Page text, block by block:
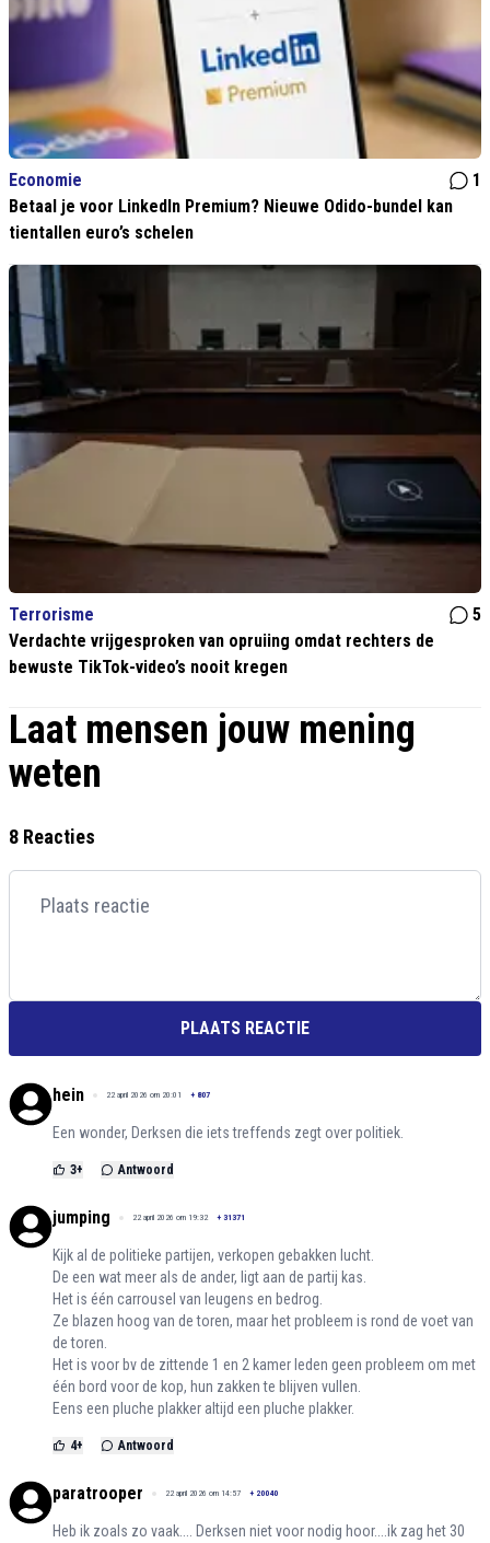
Economie
1
Betaal je voor LinkedIn Premium? Nieuwe Odido-bundel kan
tientallen euro’s schelen
Terrorisme
5
Verdachte vrijgesproken van opruiing omdat rechters de
bewuste TikTok-video’s nooit kregen
Laat mensen jouw mening
weten
8 Reacties
PLAATS REACTIE
hein 22 april 2026 om 20:01 + 807
Een wonder, Derksen die iets treffends zegt over politiek.
3+ Antwoord
jumping 22 april 2026 om 19:32 + 31371
Kijk al de politieke partijen, verkopen gebakken lucht.
De een wat meer als de ander, ligt aan de partij kas.
Het is één carrousel van leugens en bedrog.
Ze blazen hoog van de toren, maar het probleem is rond de voet van
de toren.
Het is voor bv de zittende 1 en 2 kamer leden geen probleem om met
één bord voor de kop, hun zakken te blijven vullen.
Eens een pluche plakker altijd een pluche plakker.
4+ Antwoord
paratrooper 22 april 2026 om 14:57 + 20040
Heb ik zoals zo vaak.... Derksen niet voor nodig hoor....ik zag het 30